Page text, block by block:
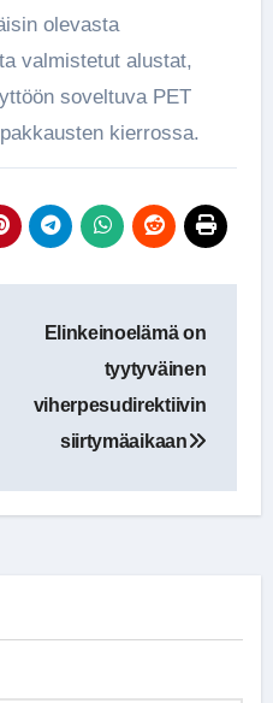
olevasta
valmistetut alustat,
soveltuva PET
kierrossa.
Elinkeinoelämä on
tyytyväinen
viherpesudirektiivin
siirtymäaikaan